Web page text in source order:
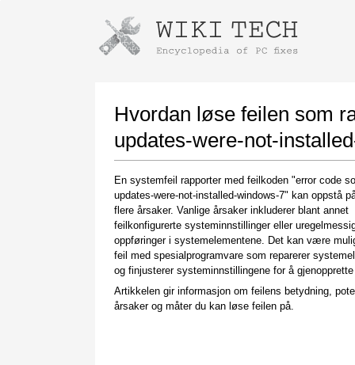
Hvordan løse feilen som
updates-were-not-
En systemfeil rapporter med feilkoden "error code
updates-were-not-installed-windows-7" kan oppstå
flere årsaker. Vanlige årsaker inkluderer blant annet
feilkonfigurerte systeminnstillinger eller
oppføringer i systemelementene. Det kan være
feil med spesialprogramvare som reparerer
og finjusterer systeminnstillingene for å
Artikkelen gir informasjon om feilens betydning,
årsaker og måter du kan løse feilen på.
Instructions for downloading using
Once the download is complete, click on the
downloaded file link